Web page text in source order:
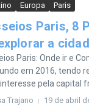
Europa Paris
Paris, 8
a
Paris: Onde ir e
em 2016, tendo
pela capital
Trajano 19 de abril